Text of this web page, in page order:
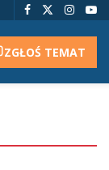
ZGŁOŚ TEMAT